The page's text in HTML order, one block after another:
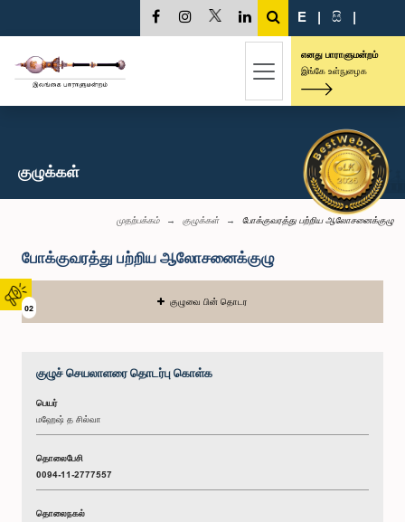
02
E | සි |
எனது பாராளுமன்றம்
இங்கே உள்நுழைக
குழுக்கள்
முதற்பக்கம் குழுக்கள் போக்குவரத்து பற்றிய ஆலோசனைக்குழு
போக்குவரத்து பற்றிய ஆலோசனைக்குழு
குழுவை பின் தொடர
குழுச் செயலாளரை தொடர்பு கொள்க
பெயர்
மஹேஷ் த சில்வா
தொலைபேசி
0094-11-2777557
தொலைநகல்